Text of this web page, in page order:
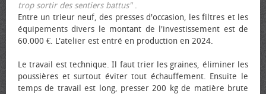
trop sortir des sentiers battus".
Entre un trieur neuf, des presses d'occasion, les filtres et les
équipements divers le montant de l'investissement est de
60.000 €. L'atelier est entré en production en 2024.
Le travail est technique. Il faut trier les graines, éliminer les
poussières et surtout éviter tout échauffement. Ensuite le
temps de travail est long, presser 200 kg de matière brute